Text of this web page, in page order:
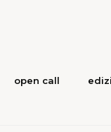
open call